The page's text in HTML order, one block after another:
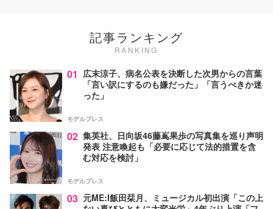
記事ランキング
RANKING
01 広末涼子、病名公表を決断した次男からの言葉
「言い訳にするのも嫌だった」「言うべきか迷
った」
モデルプレス
02 集英社、日向坂46藤嶌果歩の写真集を巡り声明
発表 注意喚起も「必要に応じて法的措置を含
む対応を検討」
モデルプレス
03 元ME:I飯田栞月、ミュージカル初出演「この上